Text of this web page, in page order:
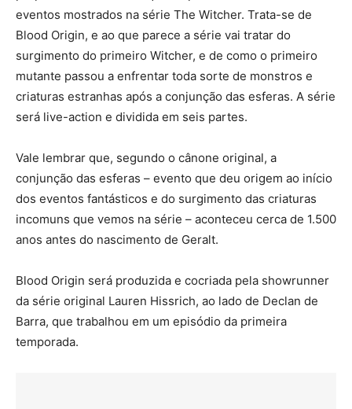
eventos mostrados na série The Witcher. Trata-se de
Blood Origin, e ao que parece a série vai tratar do
surgimento do primeiro Witcher, e de como o primeiro
mutante passou a enfrentar toda sorte de monstros e
criaturas estranhas após a conjunção das esferas. A série
será live-action e dividida em seis partes.
Vale lembrar que, segundo o cânone original, a
conjunção das esferas – evento que deu origem ao início
dos eventos fantásticos e do surgimento das criaturas
incomuns que vemos na série – aconteceu cerca de 1.500
anos antes do nascimento de Geralt.
Blood Origin será produzida e cocriada pela showrunner
da série original Lauren Hissrich, ao lado de Declan de
Barra, que trabalhou em um episódio da primeira
temporada.